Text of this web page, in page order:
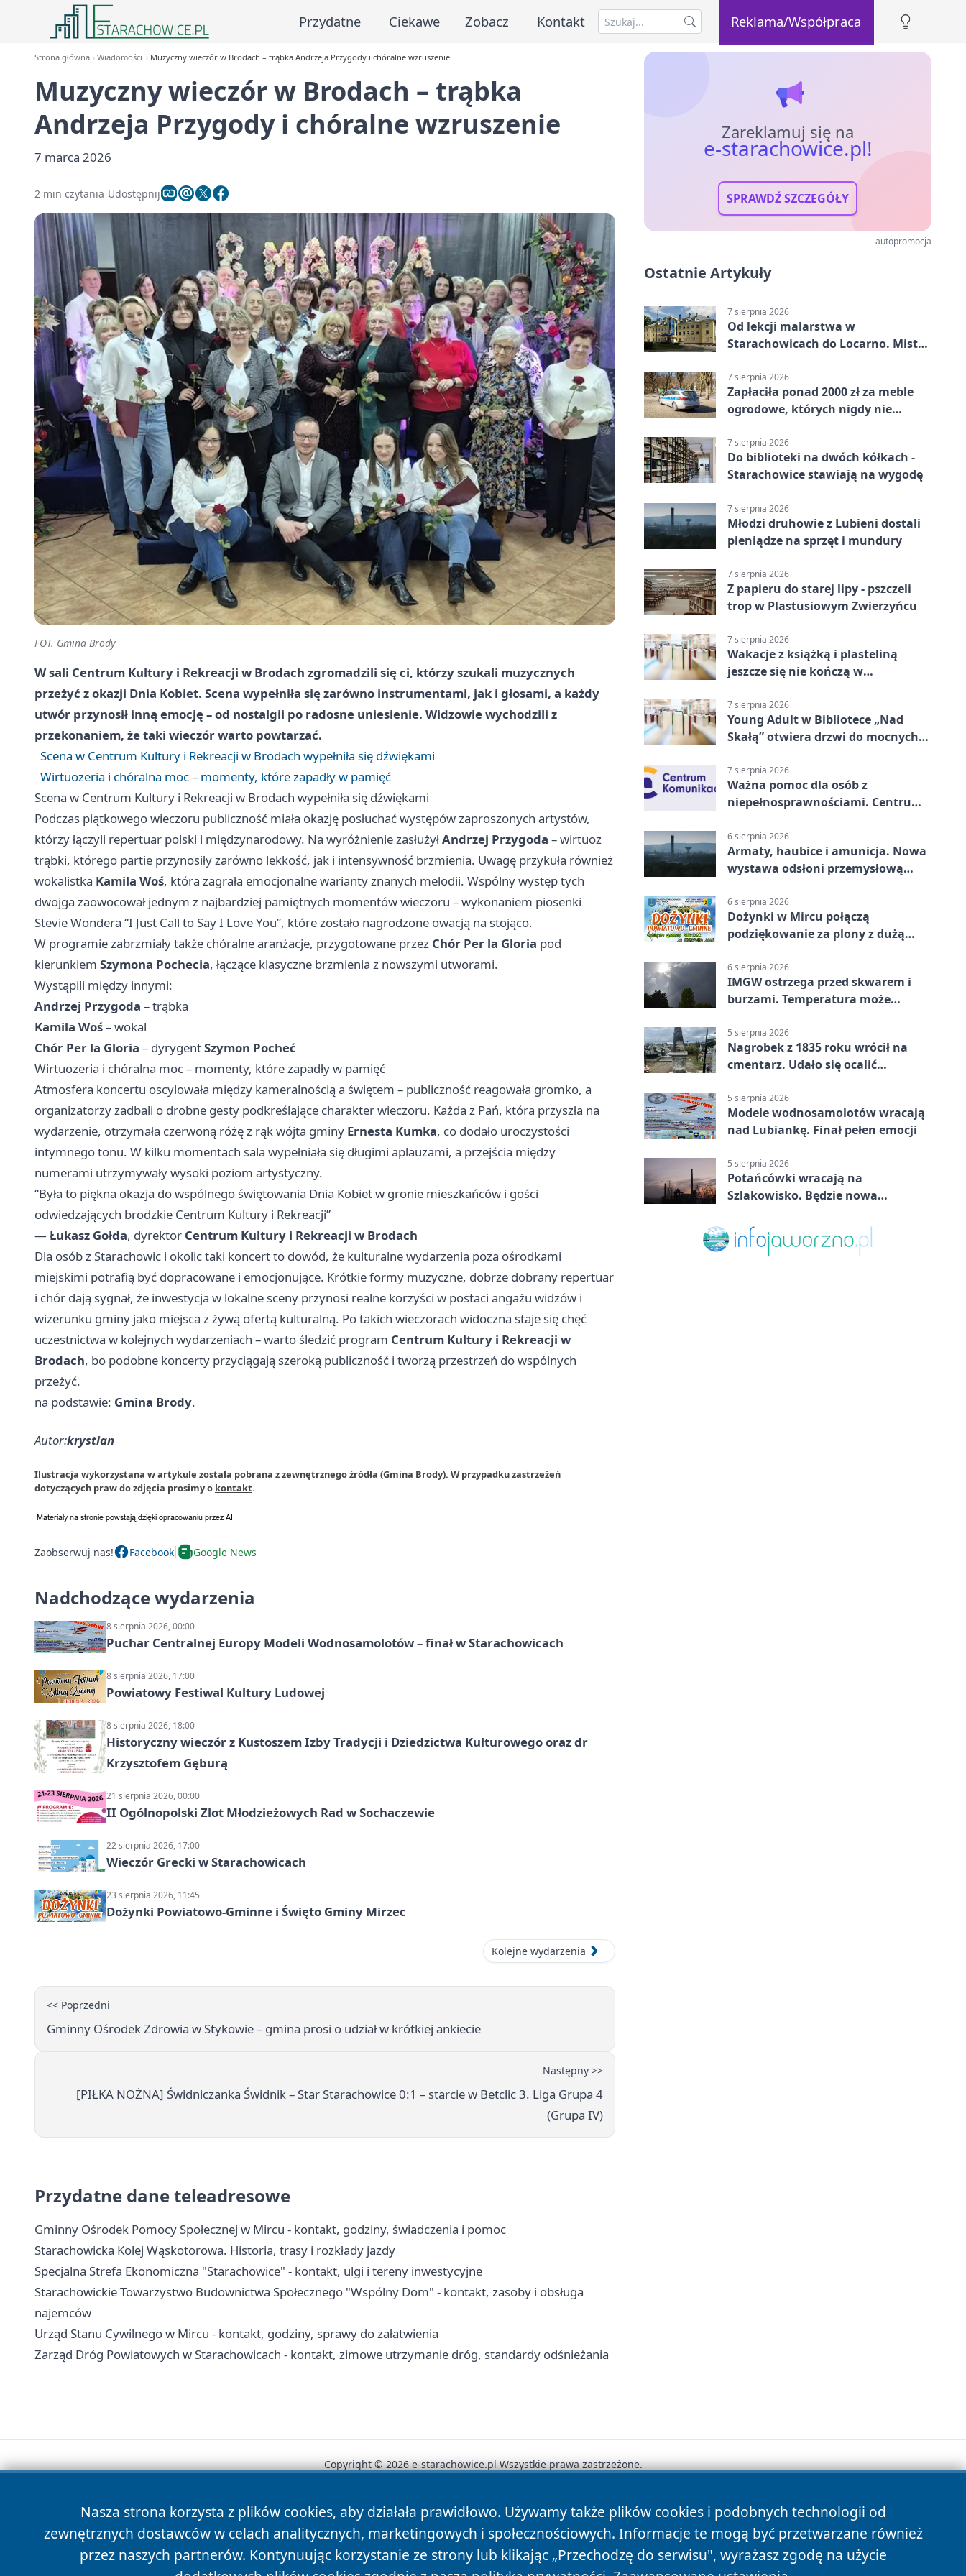
Przydatne Ciekawe Zobacz Kontakt Reklama/Współpraca
Strona główna Wiadomości Muzyczny wieczór w Brodach – trąbka Andrzeja Przygody i chóralne wzruszenie
Muzyczny wieczór w Brodach – trąbka
Andrzeja Przygody i chóralne wzruszenie
7 marca 2026
2 min czytania Udostępnij
FOT. Gmina Brody
W sali Centrum Kultury i Rekreacji w Brodach zgromadzili się ci, którzy szukali muzycznych
przeżyć z okazji Dnia Kobiet. Scena wypełniła się zarówno instrumentami, jak i głosami, a każdy
utwór przynosił inną emocję – od nostalgii po radosne uniesienie. Widzowie wychodzili z
przekonaniem, że taki wieczór warto powtarzać.
Scena w Centrum Kultury i Rekreacji w Brodach wypełniła się dźwiękami
Wirtuozeria i chóralna moc – momenty, które zapadły w pamięć
Scena w Centrum Kultury i Rekreacji w Brodach wypełniła się dźwiękami
Podczas piątkowego wieczoru publiczność miała okazję posłuchać występów zaproszonych artystów,
którzy łączyli repertuar polski i międzynarodowy. Na wyróżnienie zasłużyłAndrzej Przygoda – wirtuoz
trąbki, którego partie przynosiły zarówno lekkość, jak i intensywność brzmienia. Uwagę przykuła również
wokalistka Kamila Woś, która zagrała emocjonalne warianty znanych melodii. Wspólny występ tych
dwojga zaowocował jednym z najbardziej pamiętnych momentów wieczoru – wykonaniem piosenki
Stevie Wondera “I Just Call to Say I Love You”, które zostało nagrodzone owacją na stojąco.
W programie zabrzmiały także chóralne aranżacje, przygotowane przez Chór Per la Gloria pod
kierunkiem Szymona Pochecia, łączące klasyczne brzmienia z nowszymi utworami.
Wystąpili między innymi:
Andrzej Przygoda – trąbka
Kamila Woś– wokal
Chór Per la Gloria – dyrygentSzymon Pocheć
Wirtuozeria i chóralna moc – momenty, które zapadły w pamięć
Atmosfera koncertu oscylowała między kameralnością a świętem – publiczność reagowała gromko, a
organizatorzy zadbali o drobne gesty podkreślające charakter wieczoru. Każda z Pań, która przyszła na
wydarzenie, otrzymała czerwoną różę z rąk wójta gminy Ernesta Kumka, co dodało uroczystości
intymnego tonu. W kilku momentach sala wypełniała się długimi aplauzami, a przejścia między
numerami utrzymywały wysoki poziom artystyczny.
“Była to piękna okazja do wspólnego świętowania Dnia Kobiet w gronie mieszkańców i gości
odwiedzających brodzkie Centrum Kultury i Rekreacji”
— Łukasz Gołda, dyrektor Centrum Kultury i Rekreacji w Brodach
Dla osób z Starachowic i okolic taki koncert to dowód, że kulturalne wydarzenia poza ośrodkami
miejskimi potrafią być dopracowane i emocjonujące. Krótkie formy muzyczne, dobrze dobrany repertuar
i chór dają sygnał, że inwestycja w lokalne sceny przynosi realne korzyści w postaci angażu widzów i
wizerunku gminy jako miejsca z żywą ofertą kulturalną. Po takich wieczorach widoczna staje się chęć
uczestnictwa w kolejnych wydarzeniach – warto śledzić program Centrum Kultury i Rekreacji w
Brodach, bo podobne koncerty przyciągają szeroką publiczność i tworzą przestrzeń do wspólnych
przeżyć.
na podstawie: Gmina Brody.
Autor:krystian
Ilustracja wykorzystana w artykule została pobrana z zewnętrznego źródła (Gmina Brody). W przypadku zastrzeżeń
dotyczących praw do zdjęcia prosimy o kontakt.
Zaobserwuj nas! Facebook Google News
Nadchodzące wydarzenia
8 sierpnia 2026, 00:00
Puchar Centralnej Europy Modeli Wodnosamolotów – finał w Starachowicach
8 sierpnia 2026, 17:00
Powiatowy Festiwal Kultury Ludowej
8 sierpnia 2026, 18:00
Historyczny wieczór z Kustoszem Izby Tradycji i Dziedzictwa Kulturowego oraz dr
Krzysztofem Gęburą
21 sierpnia 2026, 00:00
II Ogólnopolski Zlot Młodzieżowych Rad w Sochaczewie
22 sierpnia 2026, 17:00
Wieczór Grecki w Starachowicach
23 sierpnia 2026, 11:45
Dożynki Powiatowo-Gminne i Święto Gminy Mirzec
Kolejne wydarzenia
<< Poprzedni
Gminny Ośrodek Zdrowia w Stykowie – gmina prosi o udział w krótkiej ankiecie
Następny >>
[PIŁKA NOŻNA] Świdniczanka Świdnik – Star Starachowice 0:1 – starcie w Betclic 3. Liga Grupa 4
(Grupa IV)
Przydatne dane teleadresowe
Gminny Ośrodek Pomocy Społecznej w Mircu - kontakt, godziny, świadczenia i pomoc
Starachowicka Kolej Wąskotorowa. Historia, trasy i rozkłady jazdy
Specjalna Strefa Ekonomiczna "Starachowice" - kontakt, ulgi i tereny inwestycyjne
Starachowickie Towarzystwo Budownictwa Społecznego "Wspólny Dom" - kontakt, zasoby i obsługa
najemców
Urząd Stanu Cywilnego w Mircu - kontakt, godziny, sprawy do załatwienia
Zarząd Dróg Powiatowych w Starachowicach - kontakt, zimowe utrzymanie dróg, standardy odśnieżania
Zareklamuj się na
e-starachowice.pl!
SPRAWDŹ SZCZEGÓŁY
autopromocja
Ostatnie Artykuły
7 sierpnia 2026
Od lekcji malarstwa w
Starachowicach do Locarno. Mistrz
7 sierpnia 2026
Zapłaciła ponad 2000 zł za meble
ogrodowe, których nigdy nie
7 sierpnia 2026
Do biblioteki na dwóch kółkach -
Starachowice stawiają na wygodę
7 sierpnia 2026
Młodzi druhowie z Lubieni dostali
pieniądze na sprzęt i mundury
7 sierpnia 2026
Z papieru do starej lipy - pszczeli
trop w Plastusiowym Zwierzyńcu
7 sierpnia 2026
Wakacje z książką i plasteliną
jeszcze się nie kończą w
7 sierpnia 2026
Young Adult w Bibliotece „Nad
Skałą” otwiera drzwi do mocnych
7 sierpnia 2026
Ważna pomoc dla osób z
niepełnosprawnościami. Centrum
6 sierpnia 2026
Armaty, haubice i amunicja. Nowa
wystawa odsłoni przemysłową
6 sierpnia 2026
Dożynki w Mircu połączą
podziękowanie za plony z dużą
6 sierpnia 2026
IMGW ostrzega przed skwarem i
burzami. Temperatura może
5 sierpnia 2026
Nagrobek z 1835 roku wrócił na
cmentarz. Udało się ocalić
5 sierpnia 2026
Modele wodnosamolotów wracają
nad Lubiankę. Finał pełen emocji
5 sierpnia 2026
Potańcówki wracają na
Szlakowisko. Będzie nowa
Nasza strona korzysta z plików cookies, aby działała prawidłowo. Używamy także plików cookies i podobnych technologii od
zewnętrznych dostawców w celach analitycznych, marketingowych i społecznościowych. Informacje te mogą być przetwarzane również
przez naszych partnerów. Kontynuując korzystanie ze strony lub klikając „Przechodzę do serwisu", wyrażasz zgodę na użycie
Copyright © 2026 e-starachowice.pl Wszystkie prawa zastrzeżone.
News Autorzy Polityka Prywatności Polityka Cookies